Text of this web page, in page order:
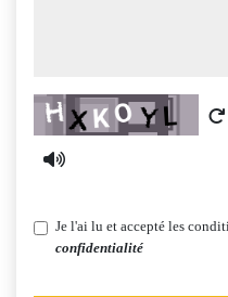
Captcha
Je l'ai lu et accepté les
confidentialité